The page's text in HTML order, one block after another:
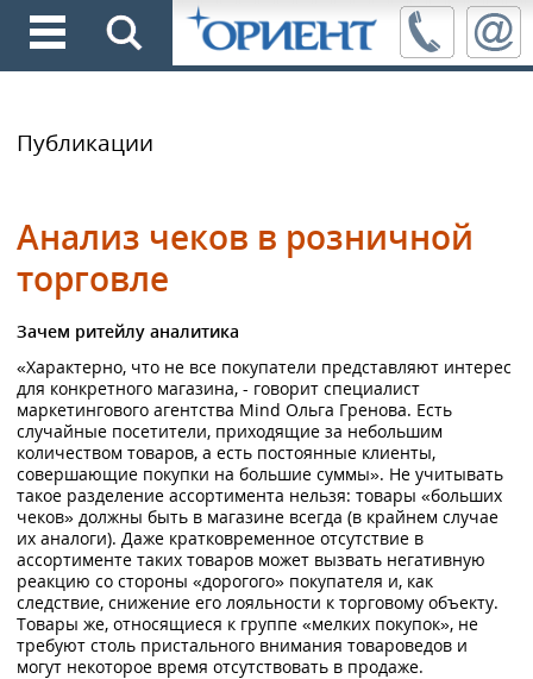
Публикации
Анализ чеков в розничной
торговле
Зачем ритейлу аналитика
«Характерно, что не все покупатели представляют интерес
для конкретного магазина, - говорит специалист
маркетингового агентства Mind Ольга Гренова. Есть
случайные посетители, приходящие за небольшим
количеством товаров, а есть постоянные клиенты,
совершающие покупки на большие суммы». Не учитывать
такое разделение ассортимента нельзя: товары «больших
чеков» должны быть в магазине всегда (в крайнем случае
их аналоги). Даже кратковременное отсутствие в
ассортименте таких товаров может вызвать негативную
реакцию со стороны «дорогого» покупателя и, как
следствие, снижение его лояльности к торговому объекту.
Товары же, относящиеся к группе «мелких покупок», не
требуют столь пристального внимания товароведов и
могут некоторое время отсутствовать в продаже.